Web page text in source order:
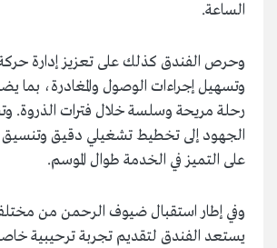
الساعة.
وحرص الفندق كذلك على تعزيز إدارة
وتسهيل إجراءات الوصول والمغادرة، بما
رحلة مريحة وسلسة خلال فترات الذروة.
الجهود إلى تخطيط تشغيلي دقيق
على التميز في الخدمة طوال الموسم.
وفي إطار استقبال ضيوف الرحمن من
يستعد الفندق لتقديم تجربة ترحيبية